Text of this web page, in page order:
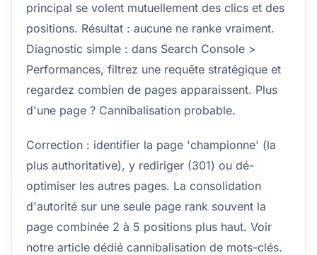
principal se volent mutuellement des clics et des
positions. Résultat : aucune ne ranke vraiment.
Diagnostic simple : dans Search Console >
Performances, filtrez une requête stratégique et
regardez combien de pages apparaissent. Plus
d'une page ? Cannibalisation probable.
Correction : identifier la page 'championne' (la
plus authoritative), y rediriger (301) ou dé-
optimiser les autres pages. La consolidation
d'autorité sur une seule page rank souvent la
page combinée 2 à 5 positions plus haut. Voir
notre article dédié cannibalisation de mots-clés.